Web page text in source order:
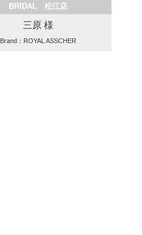
BRIDAL 松江店
三原 様
Brand：ROYAL ASSCHER